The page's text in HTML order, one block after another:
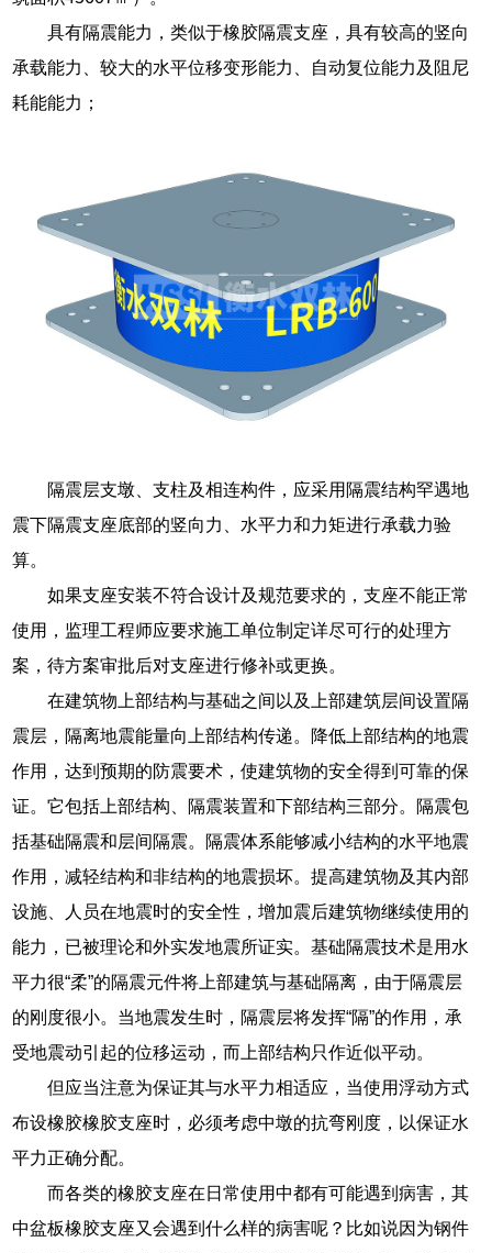
具有隔震能力，类似于橡胶隔震支座，具有较高的竖向
承载能力、较大的水平位移变形能力、自动复位能力及阻尼
耗能能力；
隔震层支墩、支柱及相连构件，应采用隔震结构罕遇地
震下隔震支座底部的竖向力、水平力和力矩进行承载力验
算。
如果支座安装不符合设计及规范要求的，支座不能正常
使用，监理工程师应要求施工单位制定详尽可行的处理方
案，待方案审批后对支座进行修补或更换。
在建筑物上部结构与基础之间以及上部建筑层间设置隔
震层，隔离地震能量向上部结构传递。降低上部结构的地震
作用，达到预期的防震要术，使建筑物的安全得到可靠的保
证。它包括上部结构、隔震装置和下部结构三部分。隔震包
括基础隔震和层间隔震。隔震体系能够减小结构的水平地震
作用，减轻结构和非结构的地震损坏。提高建筑物及其内部
设施、人员在地震时的安全性，增加震后建筑物继续使用的
能力，已被理论和外实发地震所证实。基础隔震技术是用水
平力很“柔”的隔震元件将上部建筑与基础隔离，由于隔震层
的刚度很小。当地震发生时，隔震层将发挥“隔”的作用，承
受地震动引起的位移运动，而上部结构只作近似平动。
但应当注意为保证其与水平力相适应，当使用浮动方式
布设橡胶橡胶支座时，必须考虑中墩的抗弯刚度，以保证水
平力正确分配。
而各类的橡胶支座在日常使用中都有可能遇到病害，其
中盆板橡胶支座又会遇到什么样的病害呢？比如说因为钢件